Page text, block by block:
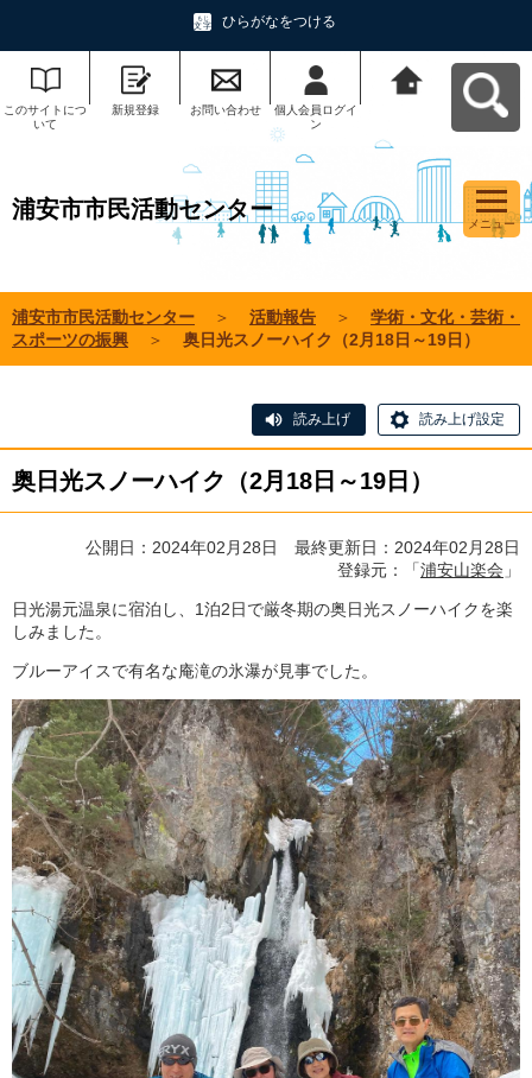
ひらがなをつける
このサイトにつ
いて
新規登録 お問い合わせ
個人会員ログイ
ン
浦安市市民活動センター
メニュー
浦安市市民活動センター ＞ 活動報告 ＞
学術・文化・芸術・
スポーツの振興
＞ 奥日光スノーハイク（2月18日～19日）
読み上げ 読み上げ設定
奥日光スノーハイク（2月18日～19日）
公開日：2024年02月28日 最終更新日：2024年02月28日
登録元：「浦安山楽会 」
日光湯元温泉に宿泊し、1泊2日で厳冬期の奥日光スノーハイクを楽
しみました。
ブルーアイスで有名な庵滝の氷瀑が見事でした。